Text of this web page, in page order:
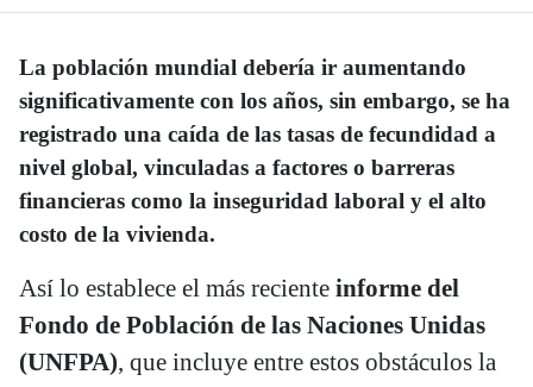
La población mundial debería ir aumentando
significativamente con los años, sin embargo, se ha
registrado una caída de las tasas de fecundidad a
nivel global, vinculadas a factores o barreras
financieras como la inseguridad laboral y el alto
costo de la vivienda.
Así lo establece el más reciente informe del
Fondo de Población de las Naciones Unidas
(UNFPA), que incluye entre estos obstáculos la